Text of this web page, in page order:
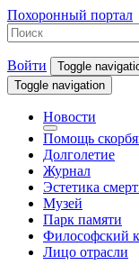
Похоронный портал
Войти
Toggle
Toggle navigation
Новости
Помощь
Долголетие
Журнал
Эстетика
Музей
Парк памяти
Философский
Лицо отрасли